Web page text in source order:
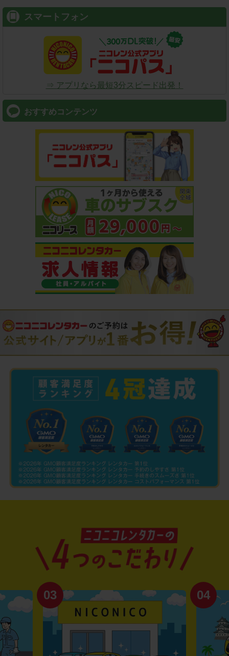
スマートフォン
⇒ アプリなら最短3分スピード出発！
おすすめコンテンツ
03 04